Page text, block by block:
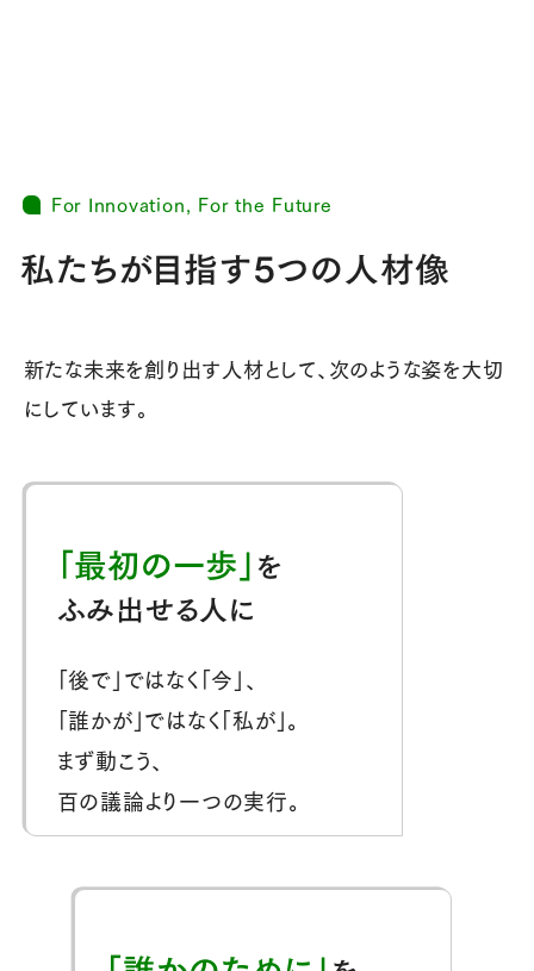
For Innovation, For the Future
私たちが目指す5つの人材像
新たな未来を創り出す人材として、次のような姿を大切
にしています。
「最初の一歩」を
ふみ出せる人に
「後で」ではなく「今」、
「誰かが」ではなく「私が」。
まず動こう、
百の議論より一つの実行。